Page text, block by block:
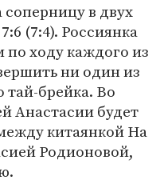
в двух
(7:4). Россиянка
ходу каждого из
ни один из
тай-брейка. Во
Анастасии будет
китаянкой На
Родионовой,